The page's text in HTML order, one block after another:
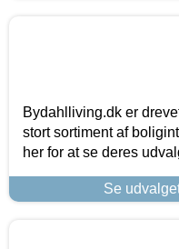
Bydahlliving.dk er
stort sortiment af
her for at se deres
Se